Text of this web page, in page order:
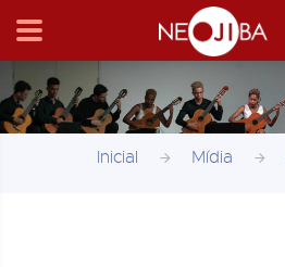
Inicial Mídia